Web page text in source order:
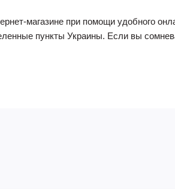
магазине при помощи удобного
пункты Украины. Если вы